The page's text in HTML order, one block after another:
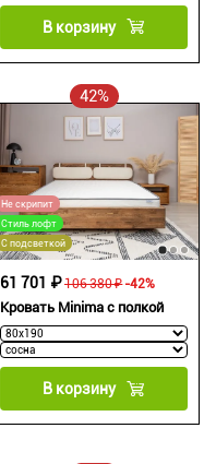
В корзину
42%
Не скрипит
Стиль лофт
С подсветкой
Кровать Minima с полкой
106 380 ₽
61 701 ₽ -42%
В корзину